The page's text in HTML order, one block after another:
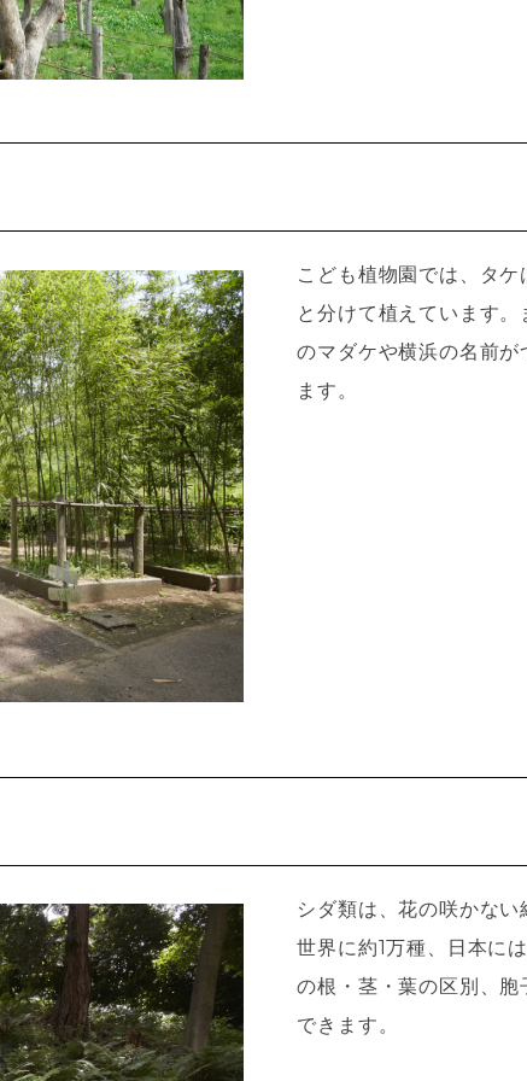
こども植物園では、タ
と分けて植えています
のマダケや横浜の名前
ます。
シダ類は、花の咲かない
世界に約1万種、日本に
の根・茎・葉の区別、
できます。